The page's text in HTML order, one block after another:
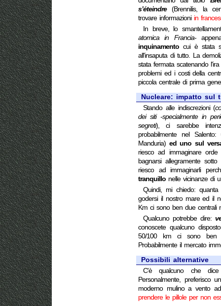
s’éteindre(Brennilis, la
trovare informazioni in
In breve, lo
atomica in Francia-
inquinamento cui è stata
all'insaputa di tutto. La
stata fermata scatenando
problemi ed i costi della
piccola centrale di prima
Nucleare: impatto sul
Stando alle indiscrezioni (
dei siti -specialmente in
segreti), ci sarebbe
probabilmente nel Salento:
Manduria) ed uno sul
riesco ad immaginare
bagnarsi allegramente
riesco ad immaginarli
tranquillo nelle vicinanze di
Quindi, mi chiedo:
godersi il nostro mare ed il
Km ci sono ben due centrali
Qualcuno potrebbe dire:
conoscete qualcuno
50/100 km ci sono ben
Probabilmente il mercato
Possibili alternative
C'è qualcuno che
Personalmente, preferisco
moderno mulino a vento
prendere le pillole per non